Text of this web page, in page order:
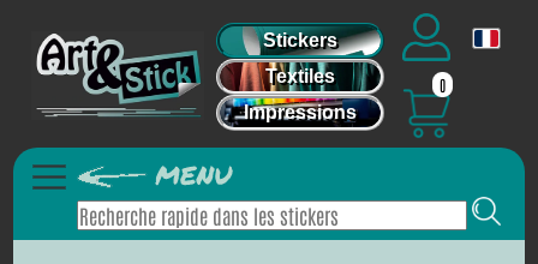
Stickers
Textiles
Impressions
0